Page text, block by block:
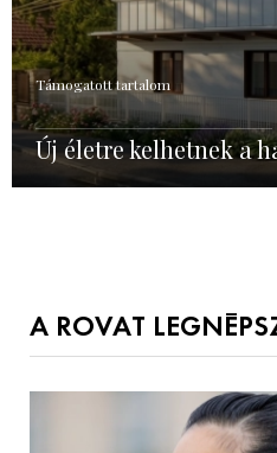
Támogatott tartalom
Új életre kelhetnek a
A ROVAT